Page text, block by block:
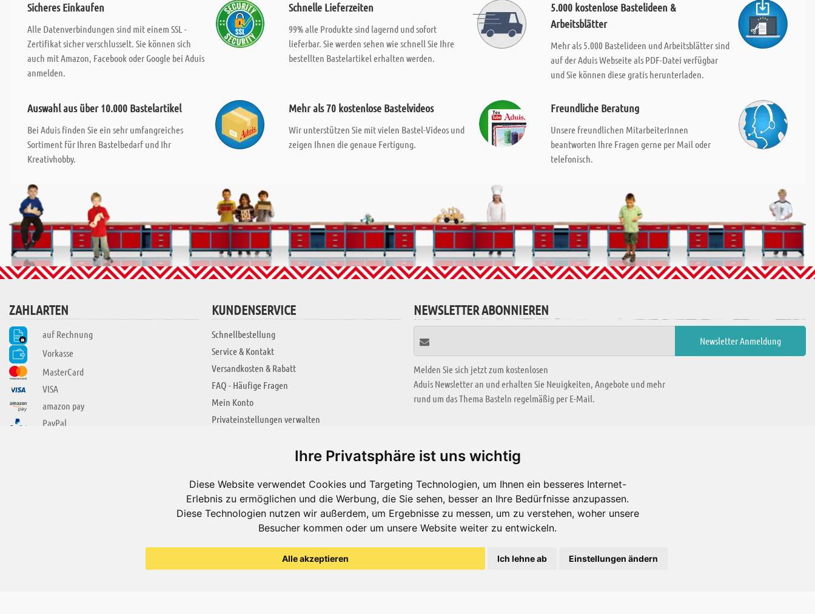
Ihre Privatsphäre ist uns wichtig
Diese Website verwendet Cookies und Targeting Technologien, um Ihnen ein besseres Internet-
Erlebnis zu ermöglichen und die Werbung, die Sie sehen, besser an Ihre Bedürfnisse anzupassen.
Diese Technologien nutzen wir außerdem, um Ergebnisse zu messen, um zu verstehen, woher unsere
Besucher kommen oder um unsere Website weiter zu entwickeln.
Alle akzeptieren Ich lehne ab Einstellungen ändern
Sicheres Einkaufen
Alle Datenverbindungen sind mit einem SSL -
Zertifikat sicher verschlusselt. Sie können sich
auch mit Amazon, Facebook oder Google bei Aduis
anmelden.
Schnelle Lieferzeiten
99% alle Produkte sind lagernd und sofort
lieferbar. Sie werden sehen wie schnell Sie Ihre
bestellten Bastelartikel erhalten werden.
5.000 kostenlose Bastelideen &
Arbeitsblätter
Mehr als 5.000 Bastelideen und Arbeitsblätter sind
auf der Aduis Webseite als PDF-Datei verfügbar
und Sie können diese gratis herunterladen.
Auswahl aus über 10.000 Bastelartikel
Bei Aduis finden Sie ein sehr umfangreiches
Sortiment für Ihren Bastelbedarf und Ihr
Kreativhobby.
Mehr als 70 kostenlose Bastelvideos
Wir unterstützen Sie mit vielen Bastel-Videos und
zeigen Ihnen die genaue Fertigung.
Freundliche Beratung
Unsere freundlichen MitarbeiterInnen
beantworten Ihre Fragen gerne per Mail oder
telefonisch.
ZAHLARTEN
auf Rechnung
Vorkasse
MasterCard
VISA
amazon pay
PayPal
KUNDENSERVICE
Schnellbestellung
Service & Kontakt
Versandkosten & Rabatt
FAQ - Häufige Fragen
Mein Konto
Privateinstellungen verwalten
NEWSLETTER ABONNIEREN
Melden Sie sich jetzt zum kostenlosen
Aduis Newsletter an und erhalten Sie Neuigkeiten, Angebote und mehr
rund um das Thema Basteln regelmäßig per E-Mail.
Jobs
Impressum
Datenschutzerklärung
KREATIV ZONE
Alle Videos
Bastelideen
Arbeitsblätter
Es gibt uns auch in